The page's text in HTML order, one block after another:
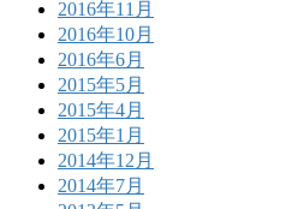
2016年11月
2016年10月
2016年6月
2015年5月
2015年4月
2015年1月
2014年12月
2014年7月